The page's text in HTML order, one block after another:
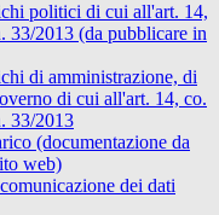
politici di cui all'art. 14,
33/2013 (da pubblicare in
di amministrazione, di
di cui all'art. 14, co.
33/2013
(documentazione da
web)
dei dati